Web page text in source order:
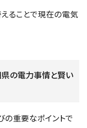
ることで現在の電気
県の電力事情と賢い
の重要なポイントで